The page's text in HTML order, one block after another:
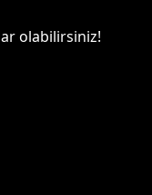
olabilirsiniz!